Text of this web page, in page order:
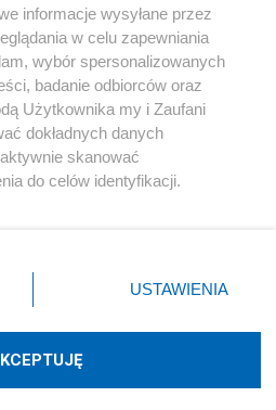
Instagram Youtube
W3media.pl
informacje wysyłane przez
w celu zapewniania
wybór spersonalizowanych
badanie odbiorców oraz
Użytkownika my i Zaufani
dokładnych danych
skanować
do celów identyfikacji.
przycisk ustawień prywatności
rogu strony
nie wymagają zgody
sprzeciwić się takiemu
USTAWIENIA